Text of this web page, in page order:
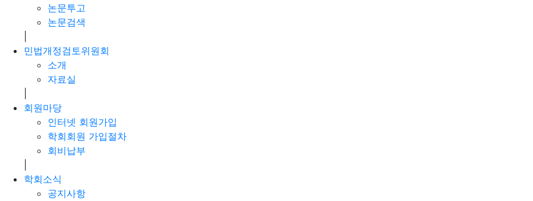
논문투고
논문검색
민법개정검토위원회
소개
자료실
회원마당
인터넷 회원가입
학회회원 가입절차
회비납부
학회소식
공지사항